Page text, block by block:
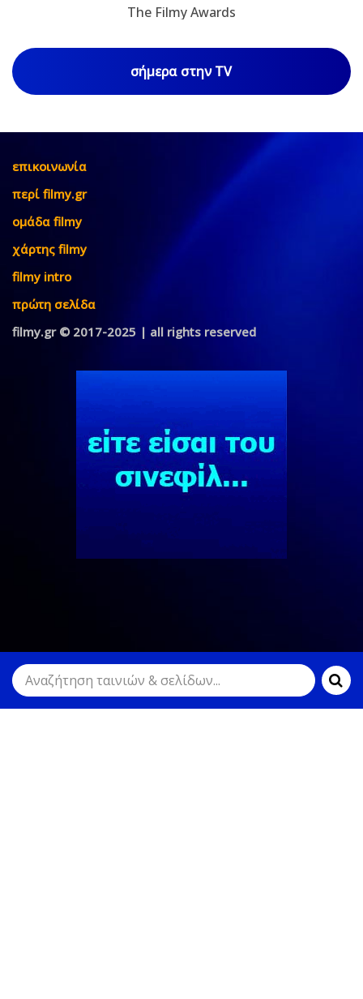
The Filmy Awards
σήμερα στην TV
επικοινωνία
περί filmy.gr
ομάδα filmy
χάρτης filmy
filmy intro
πρώτη σελίδα
filmy.gr © 2017-2025 | all rights reserved